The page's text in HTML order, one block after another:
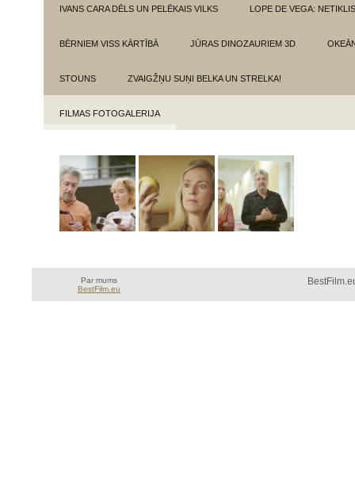
IVANS CARA DĒLS UN PELĒKAIS VILKS LOPE DE VEGA:
BĒRNIEM VISS KĀRTĪBĀ JŪRAS DINOZAURIEM 3D
STOUNS ZVAIGŽŅU SUŅI BELKA UN STRELKA!
FILMAS FOTOGALERIJA
Par mums
BestFilm.eu